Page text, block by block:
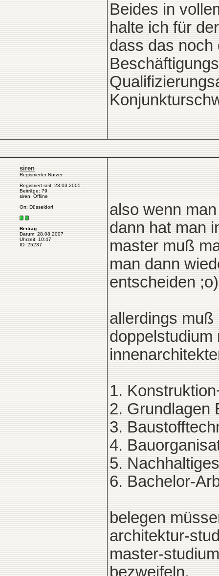
Beides in
halte ich für
dass das noch
siren
Registrierter Nutzer
Registriert seit: 23.03.2005
Beiträge: 79
siren: Offline
Ort: Düsseldorf
Beitrag
Datum: 28.08.2007
Uhrzeit: 10:47
ID: 25237
also wenn
dann hat man
master muß
man dann
entscheiden ;o)
allerdings
1.
2. Grundlagen
3.
4.
5.
6. Bachelor-
belegen
architektur-
master-
bezweifeln.